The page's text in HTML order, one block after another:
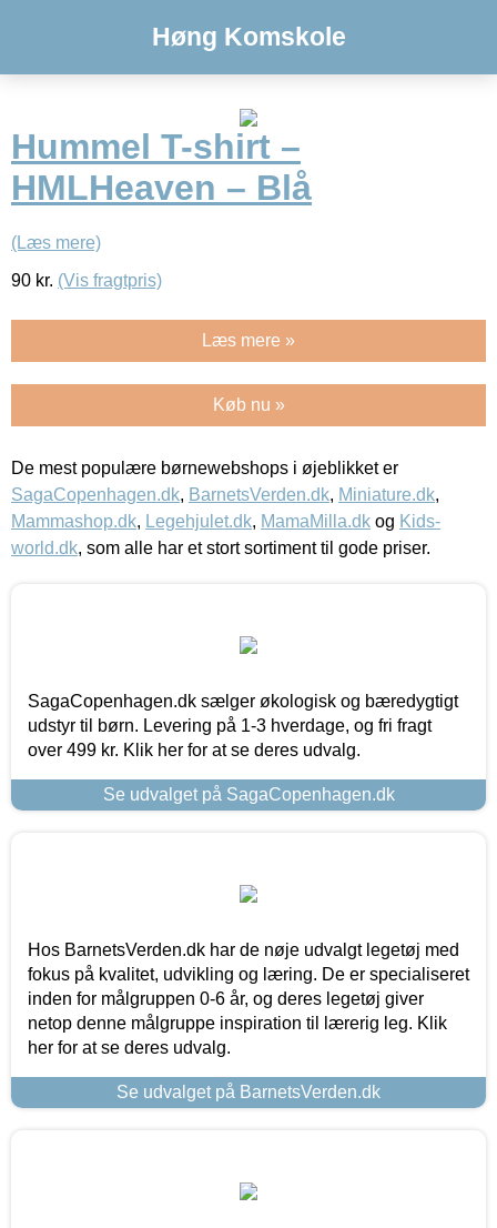
Høng Komskole
Hummel T-shirt –
HMLHeaven – Blå
(Læs mere)
90 kr. (Vis fragtpris)
Læs mere »
Køb nu »
De mest populære børnewebshops i øjeblikket er
SagaCopenhagen.dk, BarnetsVerden.dk, Miniature.dk,
Mammashop.dk, Legehjulet.dk, MamaMilla.dk og Kids-
world.dk, som alle har et stort sortiment til gode priser.
SagaCopenhagen.dk sælger økologisk og bæredygtigt
udstyr til børn. Levering på 1-3 hverdage, og fri fragt
over 499 kr. Klik her for at se deres udvalg.
Se udvalget på SagaCopenhagen.dk
Hos BarnetsVerden.dk har de nøje udvalgt legetøj med
fokus på kvalitet, udvikling og læring. De er specialiseret
inden for målgruppen 0-6 år, og deres legetøj giver
netop denne målgruppe inspiration til lærerig leg. Klik
her for at se deres udvalg.
Se udvalget på BarnetsVerden.dk